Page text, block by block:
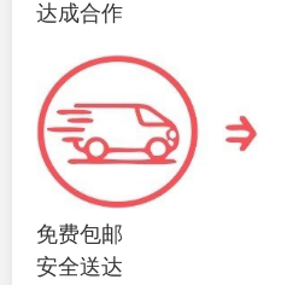
达成合作
免费包邮
安全送达